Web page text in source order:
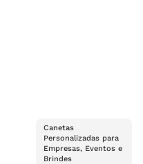
Canetas
Personalizadas para
Empresas, Eventos e
Brindes